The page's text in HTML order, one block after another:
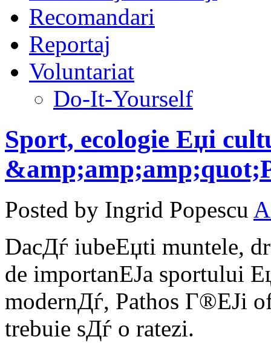
Recomandari
Reportaj
Voluntariat
Do-It-Yourself
Sport, ecologie Еџi
Posted by Ingrid Popescu
DacДѓ iubeЕџti muntele,
de importanЕЈa sportului
modernДѓ, Pathos Г®ЕЈi
trebuie sДѓ o ratezi.